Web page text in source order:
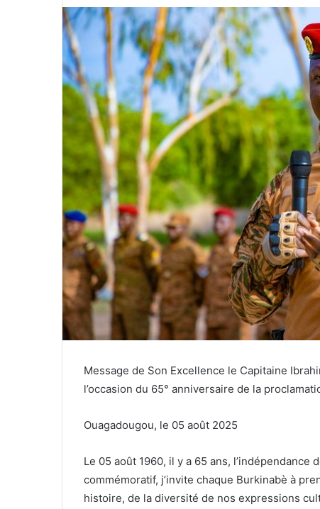
Message de Son Excellence le Capitaine
l’occasion du 65° anniversaire de la
Ouagadougou, le 05 août 2025
Le 05 août 1960, il y a 65 ans,
commémoratif, j’invite chaque Burkinabè à
histoire, de la diversité de nos expressions